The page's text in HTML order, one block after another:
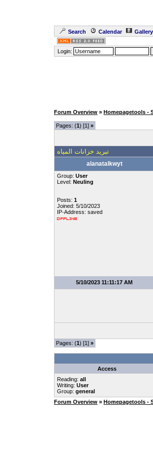
Search Calendar Gallery
Login:
Forum Overview » Homepagetools -
Pages: (1) [1] »
تبريد خزانات المياه
alanatalkwyt
Group: User
Level: Neuling
Posts: 1
Joined: 5/10/2023
IP-Address: saved
5/10/2023 11:11:17 AM
Pages: (1) [1] »
Access
Reading: all
Writing: User
Group: general
Forum Overview » Homepagetools -